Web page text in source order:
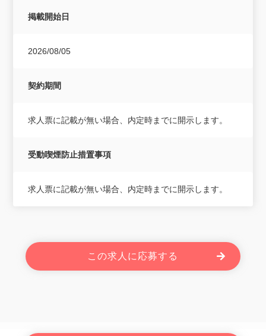
掲載開始日
2026/08/05
契約期間
求人票に記載が無い場合、内定時までに開示します。
受動喫煙防止措置事項
求人票に記載が無い場合、内定時までに開示します。
この求人に応募する